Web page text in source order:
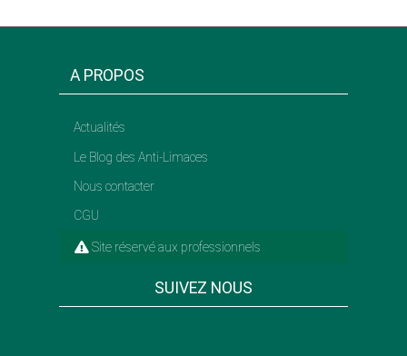
A PROPOS
Actualités
Le Blog des Anti-Limaces
Nous contacter
CGU
Site réservé aux professionnels
SUIVEZ NOUS